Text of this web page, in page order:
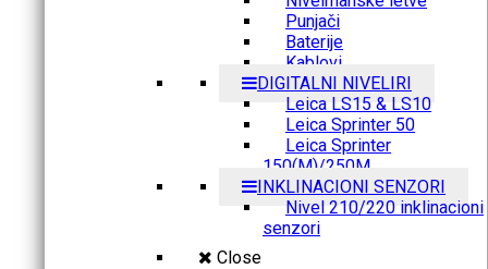
Punjači
Baterije
Kablovi
DIGITALNI NIVELIRI
Leica LS15 & LS10
Leica Sprinter 50
Leica Sprinter
150(M)/250M
INKLINACIONI SENZORI
Nivel 210/220 inklinacioni
senzori
Close